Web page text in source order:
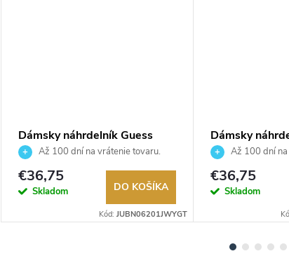
Dámsky náhrdelník Guess
JUBN06201JWYGT
Až 100 dní na vrátenie tovaru.
Autorizovaný predajca.
€36,75
Skladom DO KOŠÍKA
Kód: JUBN06201JWYGT
Dámsky
Až 100 dní
Autorizovaný
€36,75
Skladom